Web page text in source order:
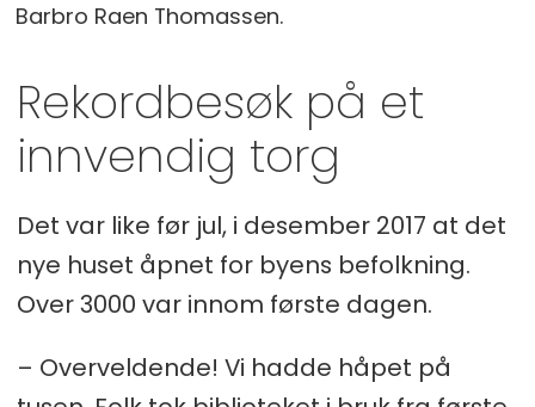
Barbro Raen Thomassen.
Rekordbesøk på et
innvendig torg
Det var like før jul, i desember 2017 at det
nye huset åpnet for byens befolkning.
Over 3000 var innom første dagen.
– Overveldende! Vi hadde håpet på